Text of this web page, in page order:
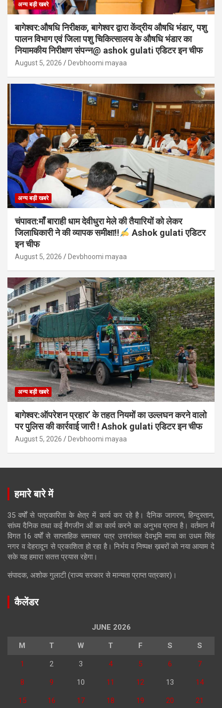
अन्य बड़ी खबरे
बागेश्वर:औषधि निरीक्षक, बागेश्वर द्वारा केंद्रीय औषधि भंडार, पशु
पालन विभाग एवं जिला पशु चिकित्सालय के औषधि भंडार का
नियामकीय निरीक्षण संपन्न@ ashok gulati एडिटर इन चीफ
August 5, 2026 Devbhoomi mayaa
अन्य बड़ी खबरे
चंपावत:माँ बाराही धाम देवीधुरा मेले की तैयारियों को लेकर
जिलाधिकारी ने की व्यापक समीक्षा!!
Ashok gulati एडिटर
इन चीफ
August 5, 2026 Devbhoomi mayaa
अन्य बड़ी खबरे
बागेश्वर:ऑपरेशन प्रहार’ के तहत नियमों का उल्लघन करने वालो
पर पुलिस की कार्रवाई जारी ! Ashok gulati एडिटर इन चीफ
August 5, 2026 Devbhoomi mayaa
हमारे बारे में
35 वर्षों से पत्रकारिता के क्षेत्र में कार्य कर रहे है। दैनिक जागरण, हिन्दुस्तान,
सांध्य दैनिक तथा कई मैगजीन ओं का कार्य करने का अनुभव प्राप्त है। वर्तमान में
विगत 16 वर्षों से साप्ताहिक समाचार पत्र उत्तरांचल देवभूमि माया का उधम सिंह
नगर व देहरादून से प्रकाशिता हो रहा है। निर्भय व निष्पक्ष ख़बरों को नया आयाम दे
सके यह हमारा सतत्त प्रयास रहेगा।
संपादक, अशोक गुलाटी (राज्य सरकार से मान्यता प्राप्त पत्रकार)।
कैलेंडर
JUNE 2026
M T W T F S S
1 2 3 4 5 6 7
8 9 10 11 12 13 14
15 16 17 18 19 20 21